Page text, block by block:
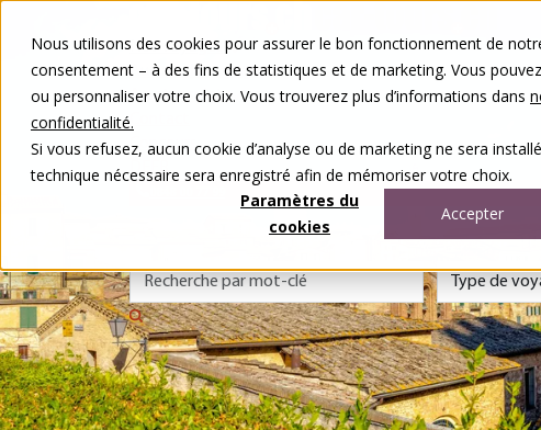
Nous utilisons des cookies pour assurer le bon fonctionnement de
consentement – à des fins de statistiques et de marketing. Vous
ou personnaliser votre choix. Vous trouverez plus d’informations dans
confidentialité.
Si vous refusez, aucun cookie d’analyse ou de marketing ne sera
technique nécessaire sera enregistré afin de mémoriser votre choix.
Paramètres du
cookies
Accepter
Nos voyages
Autour du voyage
A notre sujet
Concours
FR